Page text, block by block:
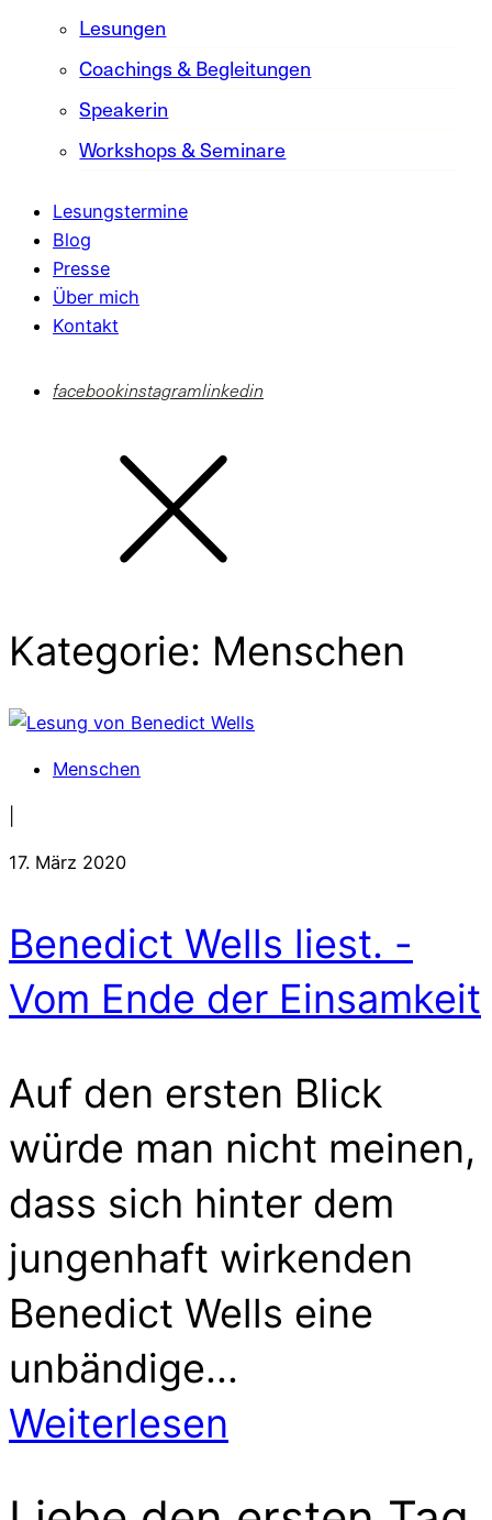
Lesungen
Coachings & Begleitungen
Speakerin
Workshops & Seminare
Lesungstermine
Blog
Presse
Über mich
Kontakt
facebookinstagramlinkedin
Kategorie: Menschen
Menschen
17. März 2020
Benedict Wells liest. -
Vom Ende der Einsamkeit
Auf den ersten Blick
würde man nicht meinen,
dass sich hinter dem
jungenhaft wirkenden
Benedict Wells eine
unbändige...
Weiterlesen